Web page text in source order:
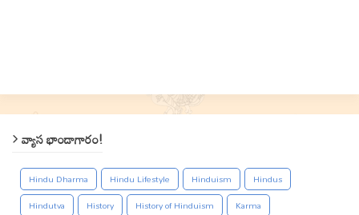
వ్యాస భాండాగారం!
Hindu Dharma Hindu Lifestyle Hinduism
Hindus
Hindutva
History History of Hinduism
Karma